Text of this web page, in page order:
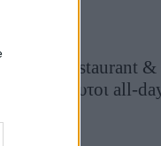
Asia Restaurant &
Οι απόλυτοι all-